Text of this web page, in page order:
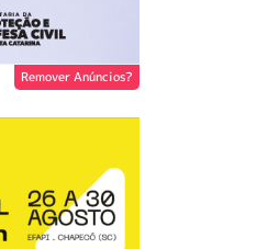
Remover Anúncios?